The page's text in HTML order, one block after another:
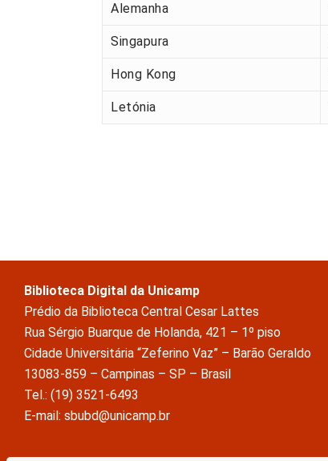
Alemanha
Singapura
Hong Kong
Letónia
Biblioteca Digital da Unicamp
Prédio da Biblioteca Central Cesar Lattes
Rua Sérgio Buarque de Holanda, 421 – 1º piso
Cidade Universitária “Zeferino Vaz” – Barão Geraldo
13083-859 – Campinas – SP – Brasil
Tel.: (19) 3521-6493
E-mail: sbubd@unicamp.br